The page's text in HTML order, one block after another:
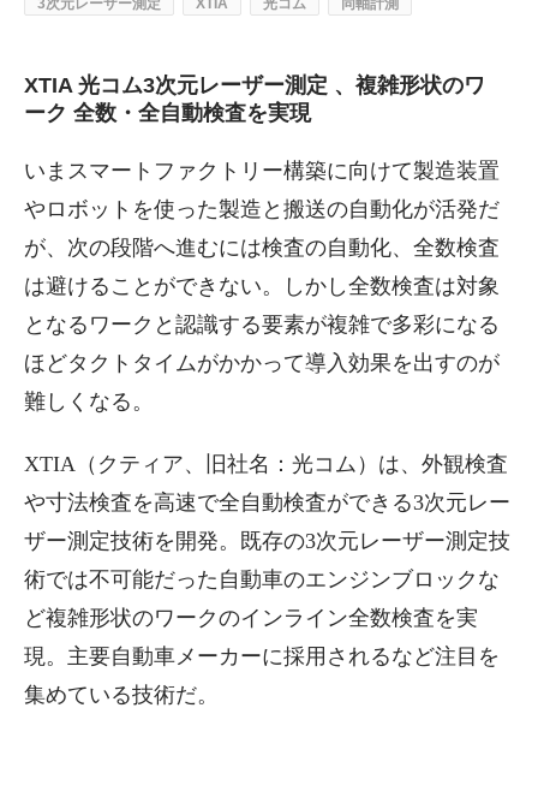
3次元レーザー測定 XTIA 光コム 同軸計測
XTIA 光コム3次元レーザー測定 、複雑形状のワ
ーク 全数・全自動検査を実現
いまスマートファクトリー構築に向けて製造装置
やロボットを使った製造と搬送の自動化が活発だ
が、次の段階へ進むには検査の自動化、全数検査
は避けることができない。しかし全数検査は対象
となるワークと認識する要素が複雑で多彩になる
ほどタクトタイムがかかって導入効果を出すのが
難しくなる。
XTIA（クティア、旧社名：光コム）は、外観検査
や寸法検査を高速で全自動検査ができる3次元レー
ザー測定技術を開発。既存の3次元レーザー測定技
術では不可能だった自動車のエンジンブロックな
ど複雑形状のワークのインライン全数検査を実
現。主要自動車メーカーに採用されるなど注目を
集めている技術だ。